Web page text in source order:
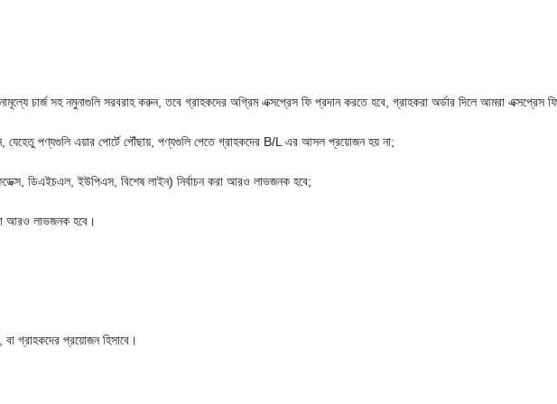
চার্জ সহ নমুনাগুলি সরবরাহ করুন, তবে গ্রাহকদের অগ্রিম এক্সপ্রেস ফি প্রদান করতে হবে, গ্রাহকরা অর্ডার দিলে আমরা এক্সপ্রেস
পণ্যগুলি এয়ার পোর্টে পৌঁছায়, পণ্যগুলি পেতে গ্রাহকদের B/L এর আসল প্রয়োজন হয় না;
ডিএইচএল, ইউপিএস, বিশেষ লাইন) নির্বাচন করা আরও লাভজনক হবে;
আরও লাভজনক হবে।
গ্রাহকদের প্রয়োজন হিসাবে।